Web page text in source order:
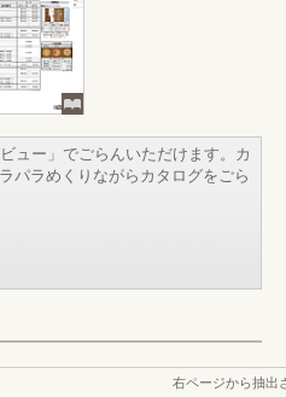
ュー」でごらんいただけます。カ
パラめくりながらカタログをごら
右ページから抽出